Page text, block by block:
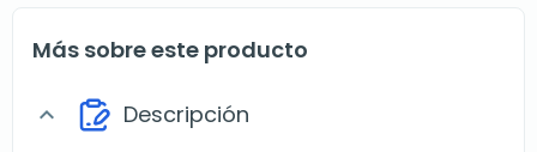
Más sobre este producto
expand_more Descripción